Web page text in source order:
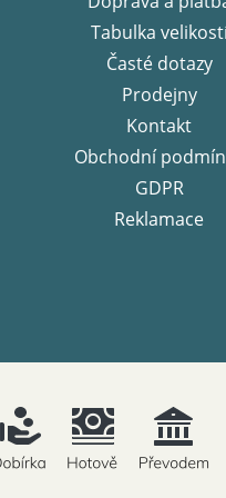
Tabulka
Časté dotazy
Prodejny
Kontakt
Obchodní
GDPR
Reklamace